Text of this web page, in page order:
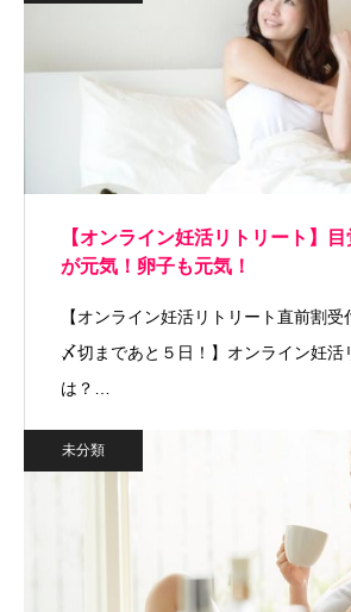
【オンライン妊活リトリート】
が元気！卵子も元気！
【オンライン妊活リトリート直前割
〆切まであと５日！】オンライン妊活
は？…
未分類